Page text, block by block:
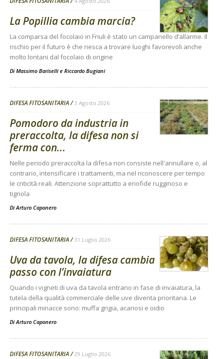
La Popillia cambia marcia?
La comparsa del focolaio in Friuli è stato un campanello d’allarme. Il
rischio per il futuro è che riesca a trovare luoghi favorevoli anche
molto lontani dal focolaio di origine
Di Massimo Bariselli e Riccardo Bugiani
DIFESA FITOSANITARIA 3 Agosto 2026
Pomodoro da industria in
preraccolta, la difesa non si
ferma con...
Nelle periodo preraccolta la difesa non consiste nell'annullare o, al
contrario, intensificare i trattamenti, ma nel riconoscere per tempo
le criticità reali. Attenzione soprattutto a eriofide rugginoso e
tignola
DiArturo Caponero
DIFESA FITOSANITARIA 31 Luglio 2026
Uva da tavola, la difesa cambia
passo con l’invaiatura
Quando i vigneti di uva da tavola entrano in fase di invaiatura, la
tutela della qualità commerciale delle uve diventa prioritaria. Le
principali minacce sono: muffa grigia, acariosi e oidio
DiArturo Caponero
DIFESA FITOSANITARIA 29 Luglio 2026